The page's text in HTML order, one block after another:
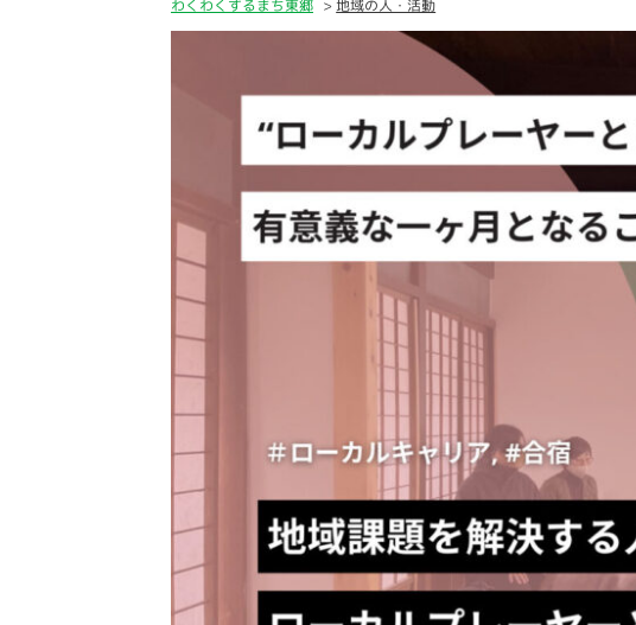
わくわくするまち東郷 地域の人・活動